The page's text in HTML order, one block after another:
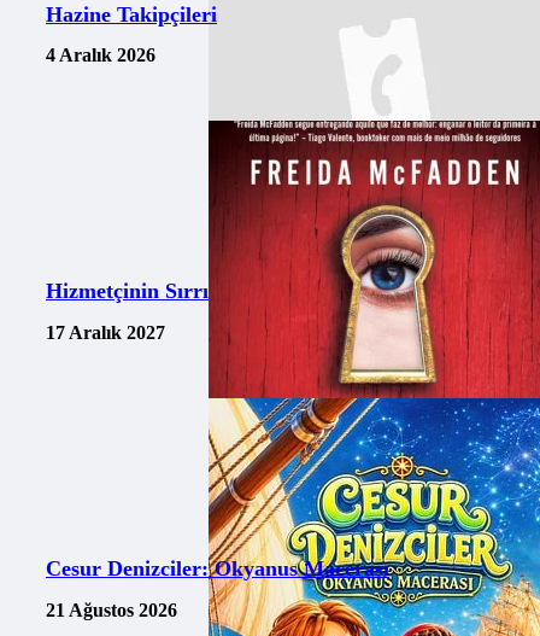
Hazine Takipçileri
4 Aralık 2026
Hizmetçinin Sırrı
17 Aralık 2027
Cesur Denizciler: Okyanus Macerası
21 Ağustos 2026